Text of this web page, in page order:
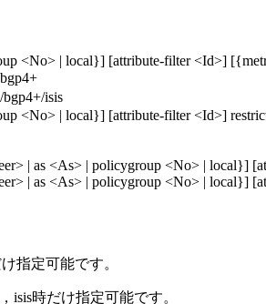
<No> | local}] [attribute-filter <Id>]
isis
<No> | local}] [attribute-filter <Id>]
| as <As> | policygroup <No> | local}]
| as <As> | policygroup <No> | local}]
指定可能です。
isis時だけ指定可能です。